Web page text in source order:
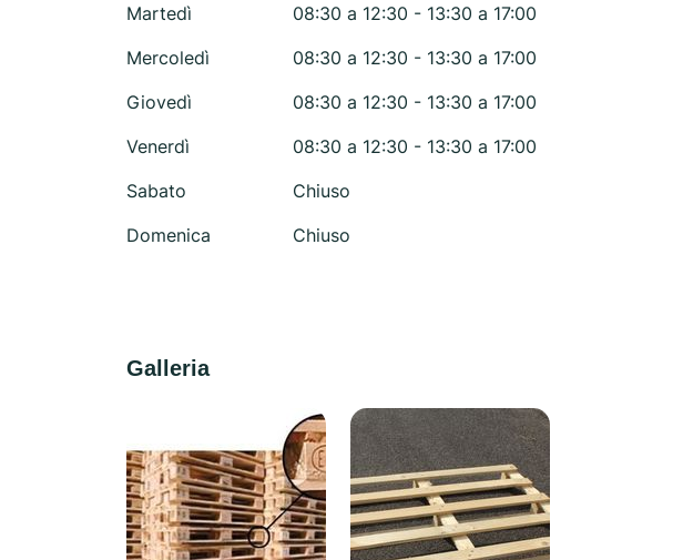
Martedì
08:30 a 12:30 - 13:30 a 17:00
Mercoledì
08:30 a 12:30 - 13:30 a 17:00
Giovedì
08:30 a 12:30 - 13:30 a 17:00
Venerdì
08:30 a 12:30 - 13:30 a 17:00
Sabato
Chiuso
Domenica
Chiuso
Galleria